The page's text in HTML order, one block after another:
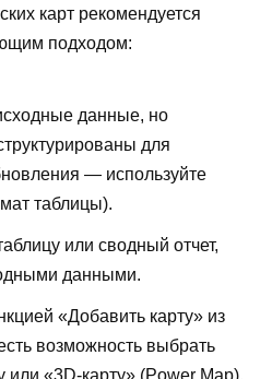
карт рекомендуется
подходом:
данные, но
для
— используйте
таблицы).
или сводный отчет,
данными.
«Добавить карту» из
возможность выбрать
или «3D-карту» (Power Map).